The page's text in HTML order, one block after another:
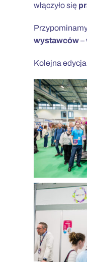
włączyło się
wystawców–
Kolejna